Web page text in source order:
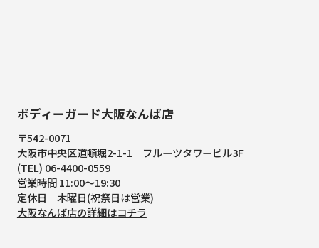
ボディーガード大阪なんば店
〒542-0071
大阪市中央区道頓堀2-1-1
フルーツタワービル3F
(TEL) 06-4400-0559
営業時間 11:00～19:30
定休日 木曜日(祝祭日は営業)
大阪なんば店の詳細はコチラ